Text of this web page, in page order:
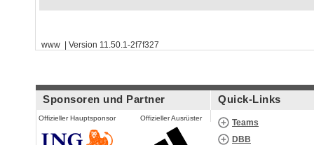
www | Version 11.50.1-2f7f327
Sponsoren und Partner
Offizieller Hauptsponsor Offizieller Ausrüster
Quick-Links
Teams
DBB